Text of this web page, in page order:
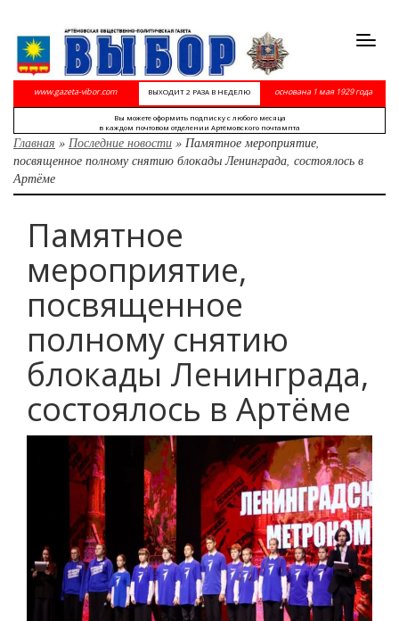
www.gazeta-vibor.com ВЫХОДИТ 2 РАЗА В НЕДЕЛЮ основана 1 мая 1929 года
Вы можете оформить подписку с любого месяца
в каждом почтовом отделении Артёмовского почтампта
Главная » Последние новости » Памятное мероприятие,
посвященное полному снятию блокады Ленинграда, состоялось в
Артёме
Памятное
мероприятие,
посвященное
полному снятию
блокады Ленинграда,
состоялось в Артёме